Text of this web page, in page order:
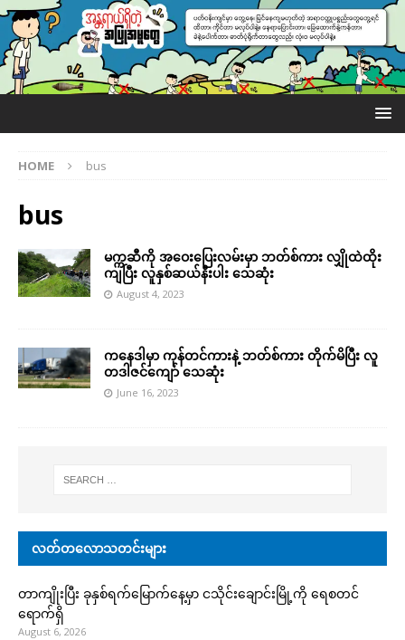
HOME bus
bus
မက္ကဆီကို အဝေးပြေးလမ်းမှာ ဘတ်စ်ကား လျှိုထဲထိုး
ကျပြီး လူနှစ်ဆယ်နီးပါး သေဆုံး
August 4, 2023
ကနေဒါမှာ ကုန်တင်ကားနဲ့ ဘတ်စ်ကား တိုက်မိပြီး လူ
တဒါဇင်ကျော် သေဆုံး
June 16, 2023
လတ်တလောသတင်းများ
တာကျိုးပြီး ခုနှစ်ရက်မြောက်နေ့မှာ ငသိုင်းချောင်းမြို့ကို ရေစတင်
ရောက်ရှိ
August 6, 2026